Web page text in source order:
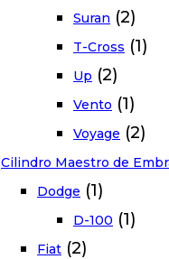
Suran (2)
T-Cross (1)
Up (2)
Vento (1)
Voyage (2)
Cilindro Maestro de
Dodge (1)
D-100 (1)
Fiat (2)